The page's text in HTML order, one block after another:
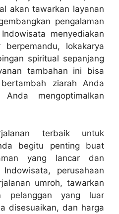
akan tawarkan layanan
pengalaman
menyediakan
lokakarya
spiritual sepanjang
tambahan ini bisa
ziarah Anda
mengoptimalkan
terbaik untuk
begitu penting buat
yang lancar dan
perusahaan
umroh, tawarkan
pelanggan yang luar
disesuaikan, dan harga